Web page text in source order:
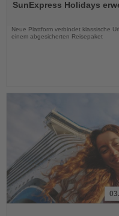
die
SunExpress Holidays
Neue Plattform verbindet klassische
einem abgesicherten Reisepaket